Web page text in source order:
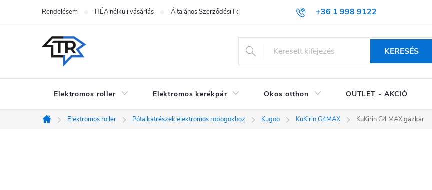
tartalomhoz
+36 1 998 9122
Rendelésem HÉA nélküli vásárlás Általános Szerződési Feltételek (ÁSZF)
KERESÉS
Elektromos roller Elektromos kerékpár Okos otthon OUTLET - AKCIÓ
Kezdőlap
Elektromos roller Pótalkatrészek elektromos robogókhoz Kugoo KuKirin G4MAX KuKirin G4 MAX gázkar